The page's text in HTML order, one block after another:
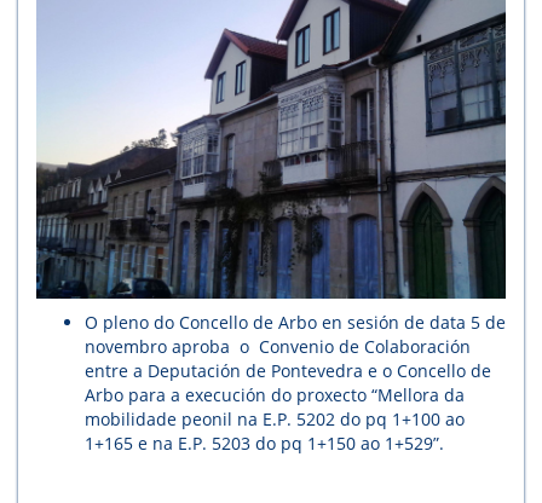
O pleno do Concello de Arbo en sesión de data 5 de
novembro aproba o Convenio de Colaboración
entre a Deputación de Pontevedra e o Concello de
Arbo para a execución do proxecto “Mellora da
mobilidade peonil na E.P. 5202 do pq 1+100 ao
1+165 e na E.P. 5203 do pq 1+150 ao 1+529”.